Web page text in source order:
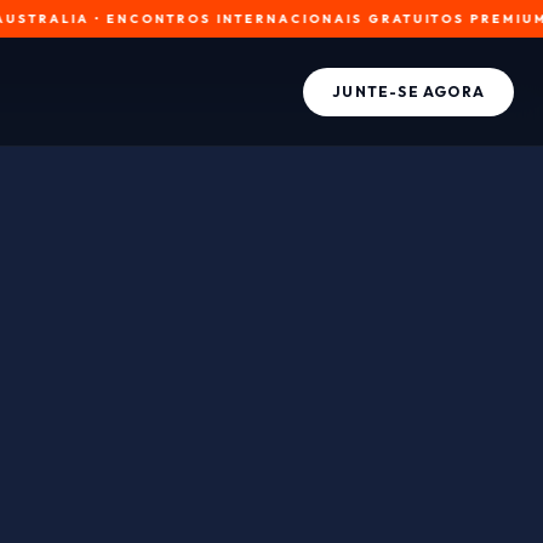
INTERNACIONAIS GRATUITOS PREMIUM
JUNTE-SE AGORA